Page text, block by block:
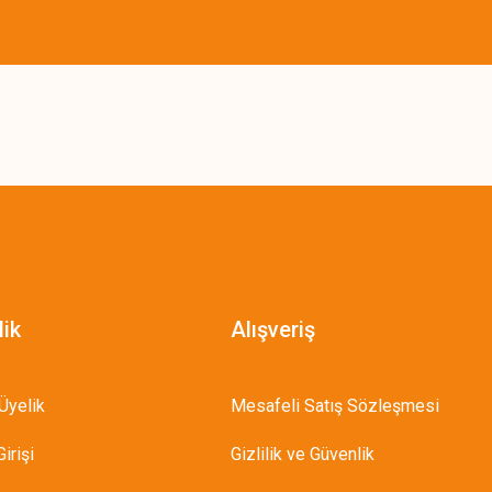
Alışveriş
Mesafeli Satış Sözleşmesi
Gizlilik ve Güvenlik